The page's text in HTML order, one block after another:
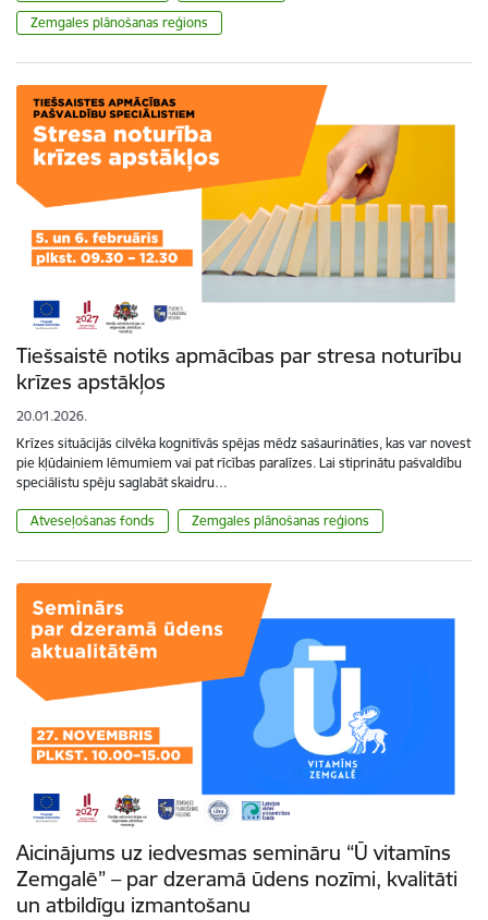
Zemgales plānošanas reģions
Tiešsaistē notiks apmācības par stresa noturību
krīzes apstākļos
20.01.2026.
Krīzes situācijās cilvēka kognitīvās spējas mēdz sašaurināties, kas var novest
pie kļūdainiem lēmumiem vai pat rīcības paralīzes. Lai stiprinātu pašvaldību
speciālistu spēju saglabāt skaidru…
Atveseļošanas fonds Zemgales plānošanas reģions
Aicinājums uz iedvesmas semināru “Ū vitamīns
Zemgalē” – par dzeramā ūdens nozīmi, kvalitāti
un atbildīgu izmantošanu